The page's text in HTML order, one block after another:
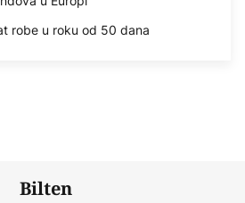
robe u roku od 50 dana
Bilten